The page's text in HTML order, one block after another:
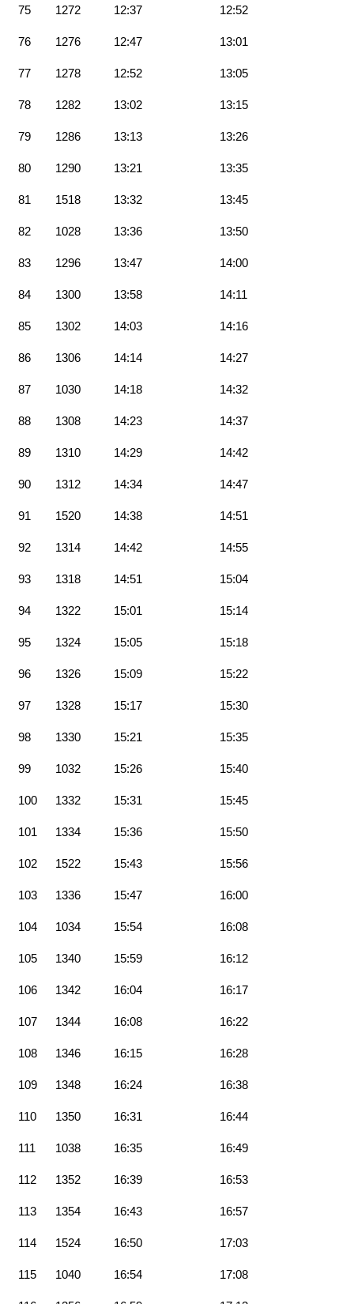
75 1272 12:37 12:52
76 1276 12:47 13:01
77 1278 12:52 13:05
78 1282 13:02 13:15
79 1286 13:13 13:26
80 1290 13:21 13:35
81 1518 13:32 13:45
82 1028 13:36 13:50
83 1296 13:47 14:00
84 1300 13:58 14:11
85 1302 14:03 14:16
86 1306 14:14 14:27
87 1030 14:18 14:32
88 1308 14:23 14:37
89 1310 14:29 14:42
90 1312 14:34 14:47
91 1520 14:38 14:51
92 1314 14:42 14:55
93 1318 14:51 15:04
94 1322 15:01 15:14
95 1324 15:05 15:18
96 1326 15:09 15:22
97 1328 15:17 15:30
98 1330 15:21 15:35
99 1032 15:26 15:40
100 1332 15:31 15:45
101 1334 15:36 15:50
102 1522 15:43 15:56
103 1336 15:47 16:00
104 1034 15:54 16:08
105 1340 15:59 16:12
106 1342 16:04 16:17
107 1344 16:08 16:22
108 1346 16:15 16:28
109 1348 16:24 16:38
110 1350 16:31 16:44
111 1038 16:35 16:49
112 1352 16:39 16:53
113 1354 16:43 16:57
114 1524 16:50 17:03
115 1040 16:54 17:08